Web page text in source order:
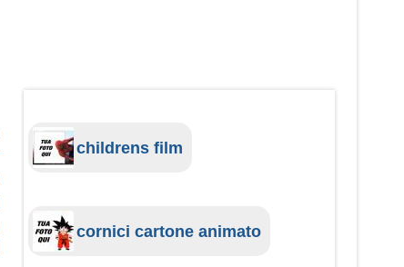
childrens film
cornici cartone animato